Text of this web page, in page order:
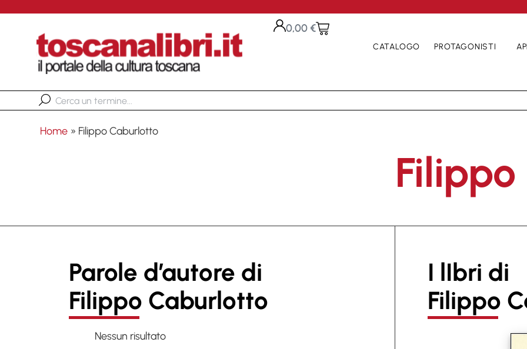
0,00€
CATALOGO PROTAGONISTI
Home » Filippo Caburlotto
Parole d’autore di
Filippo Caburlotto
Nessun risultato
I lIbri di
Filippo